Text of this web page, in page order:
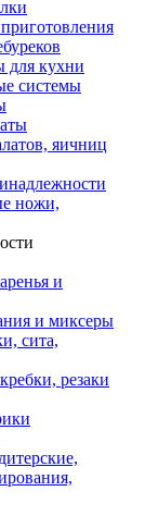
для кухни
системы
яичниц
ножи,
и
и миксеры
сита,
резаки